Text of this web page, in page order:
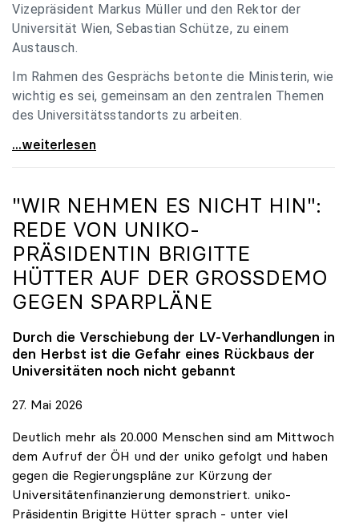
Vizepräsident Markus Müller und den Rektor der
Universität Wien, Sebastian Schütze, zu einem
Austausch.
Im Rahmen des Gesprächs betonte die Ministerin, wie
wichtig es sei, gemeinsam an den zentralen Themen
des Universitätsstandorts zu arbeiten.
Holzleitner empfing uniko-Spitze zum Austausch
...weiterlesen
"WIR NEHMEN ES NICHT HIN":
REDE VON UNIKO-
PRÄSIDENTIN BRIGITTE
HÜTTER AUF DER GROSSDEMO G
EGEN SPARPLÄNE
Durch die Verschiebung der LV-Verhandlungen in
den Herbst ist die Gefahr eines Rückbaus der
Universitäten noch nicht gebannt
27. Mai 2026
Deutlich mehr als 20.000 Menschen sind am Mittwoch
dem Aufruf der ÖH und der uniko gefolgt und haben
gegen die Regierungspläne zur Kürzung der
Universitätenfinanzierung demonstriert. uniko-
Präsidentin Brigitte Hütter sprach - unter viel